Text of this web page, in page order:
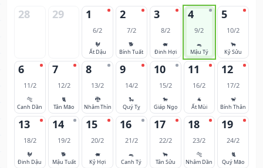
28 29 1
6/2
🐓
Ất Dậu
2
7/2
🐕
Bính Tuất
3
8/2
🐖
Đinh Hợi
4
9/2
🐀
Mậu Tý
5
10/2
🐂
Kỷ Sửu
6
11/2
🐅
Canh Dần
7
12/2
🐈
Tân Mão
8
13/2
🐉
Nhâm Thìn
9
14/2
🐍
Quý Tỵ
10
15/2
🐎
Giáp Ngọ
11
16/2
🐐
Ất Mùi
12
17/2
🐒
Bính Thân
13
18/2
🐓
Đinh Dậu
14
19/2
🐕
Mậu Tuất
15
20/2
🐖
Kỷ Hợi
16
21/2
🐀
Canh Tý
17
22/2
🐂
Tân Sửu
18
23/2
🐅
Nhâm Dần
19
24/2
🐈
Quý Mão